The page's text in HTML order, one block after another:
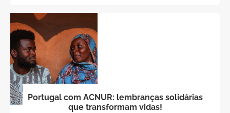
Portugal com ACNUR: lembranças solidárias
que transformam vidas!